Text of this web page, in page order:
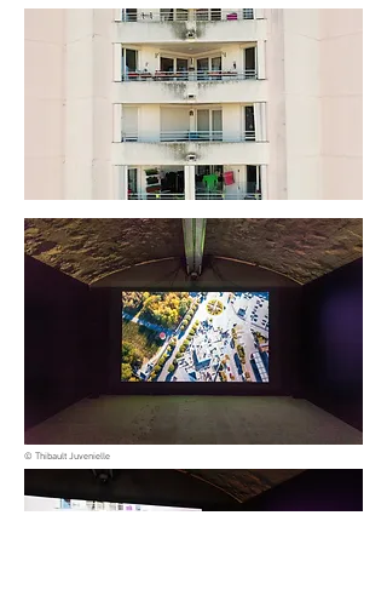
© Thibault Juvenielle